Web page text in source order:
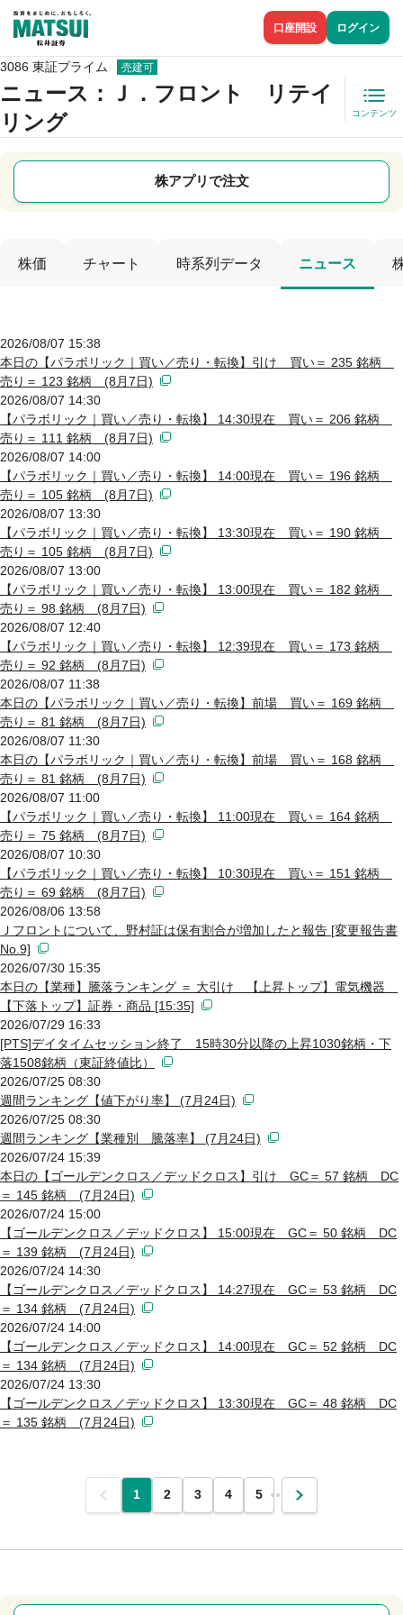
口座開設 ログイン
3086 東証プライム 売建可
ニュース ：Ｊ．フロント リテイ
リング
コンテンツ
株アプリで注文
株価 チャート 時系列データ ニュース
2026/08/07 15:38
本日の【パラボリック｜買い／売り・転換】引け 買い＝ 235 銘柄
売り＝ 123 銘柄 (8月7日)
2026/08/07 14:30
【パラボリック｜買い／売り・転換】 14:30現在 買い＝ 206 銘柄
売り＝ 111 銘柄 (8月7日)
2026/08/07 14:00
【パラボリック｜買い／売り・転換】 14:00現在 買い＝ 196 銘柄
売り＝ 105 銘柄 (8月7日)
2026/08/07 13:30
【パラボリック｜買い／売り・転換】 13:30現在 買い＝ 190 銘柄
売り＝ 105 銘柄 (8月7日)
2026/08/07 13:00
【パラボリック｜買い／売り・転換】 13:00現在 買い＝ 182 銘柄
売り＝ 98 銘柄 (8月7日)
2026/08/07 12:40
【パラボリック｜買い／売り・転換】 12:39現在 買い＝ 173 銘柄
売り＝ 92 銘柄 (8月7日)
2026/08/07 11:38
本日の【パラボリック｜買い／売り・転換】前場 買い＝ 169 銘柄
売り＝ 81 銘柄 (8月7日)
2026/08/07 11:30
本日の【パラボリック｜買い／売り・転換】前場 買い＝ 168 銘柄
売り＝ 81 銘柄 (8月7日)
2026/08/07 11:00
【パラボリック｜買い／売り・転換】 11:00現在 買い＝ 164 銘柄
売り＝ 75 銘柄 (8月7日)
2026/08/07 10:30
【パラボリック｜買い／売り・転換】 10:30現在 買い＝ 151 銘柄
売り＝ 69 銘柄 (8月7日)
2026/08/06 13:58
Ｊフロントについて、野村証は保有割合が増加したと報告 [変更報告書
No.9]
2026/07/30 15:35
本日の【業種】騰落ランキング ＝ 大引け 【上昇トップ】電気機器
【下落トップ】証券・商品 [15:35]
2026/07/29 16:33
[PTS]デイタイムセッション終了 15時30分以降の上昇1030銘柄・下
落1508銘柄（東証終値比）
2026/07/25 08:30
週間ランキング【値下がり率】 (7月24日)
2026/07/25 08:30
週間ランキング【業種別 騰落率】 (7月24日)
2026/07/24 15:39
本日の【ゴールデンクロス／デッドクロス】引け GC＝ 57 銘柄 DC
＝ 145 銘柄 (7月24日)
2026/07/24 15:00
【ゴールデンクロス／デッドクロス】 15:00現在 GC＝ 50 銘柄 DC
＝ 139 銘柄 (7月24日)
2026/07/24 14:30
【ゴールデンクロス／デッドクロス】 14:27現在 GC＝ 53 銘柄 DC
＝ 134 銘柄 (7月24日)
2026/07/24 14:00
【ゴールデンクロス／デッドクロス】 14:00現在 GC＝ 52 銘柄 DC
＝ 134 銘柄 (7月24日)
2026/07/24 13:30
【ゴールデンクロス／デッドクロス】 13:30現在 GC＝ 48 銘柄 DC
＝ 135 銘柄 (7月24日)
前 1 2 3 4 5 … 次